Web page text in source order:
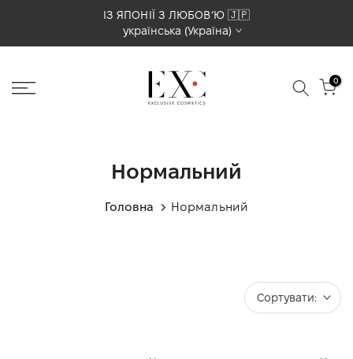
вмісту
ІЗ ЯПОНІЇ З ЛЮБОВʼЮ 🇯🇵
українська (Україна)
0
Нормальний
Головна Нормальний
Сортувати: